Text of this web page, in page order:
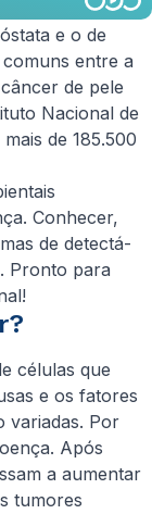
e o de
entre a
de pele
Nacional de
de 185.500
Conhecer,
de detectá-
Pronto para
células que
e os fatores
variadas. Por
Após
a aumentar
tumores